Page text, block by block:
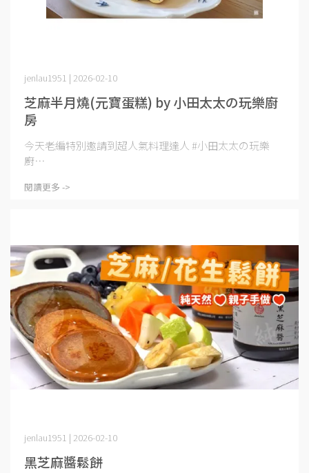
芝麻半月燒(元寶蛋糕) by 小田太太の玩樂廚
房
jenlau1951 | 2026-02-10
今天老編特別邀請到超人氣料理達人 #小田太太の玩樂
廚⋯
閱讀更多 ->
黑芝麻醬鬆餅
jenlau1951 | 2026-02-10